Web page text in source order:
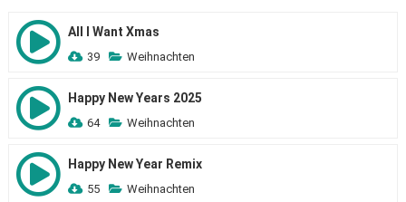
All I Want Xmas
39 Weihnachten
Happy New Years 2025
64 Weihnachten
Happy New Year Remix
55 Weihnachten